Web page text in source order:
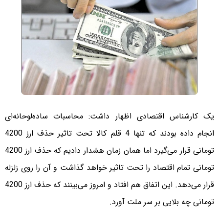
یک کارشناس اقتصادی اظهار داشت: محاسبات ساده‌‌لوحانه‌‌ای
انجام داده بودند که تنها 4 قلم کالا تحت تاثیر حذف ارز 4200
تومانی قرار می‌گیرد اما همان زمان هشدار دادیم که حذف ارز 4200
تومانی تمام اقتصاد را تحت تاثیر خواهد گذاشت و آن را روی زلزله
قرار می‌دهد. این اتفاق هم افتاد و امروز می‌بینند که حذف ارز 4200
تومانی چه بلایی بر سر ملت آورد.